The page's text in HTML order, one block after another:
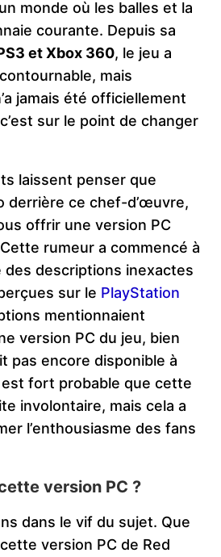
monde où les balles et la
courante. Depuis sa
et Xbox 360, le jeu a
mais
jamais été officiellement
sur le point de changer
laissent penser que
derrière ce chef-d’œuvre,
offrir une version PC
rumeur a commencé à
des descriptions inexactes
sur le PlayStation
mentionnaient
version PC du jeu, bien
pas encore disponible à
est fort probable que cette
involontaire, mais cela a
l’enthousiasme des fans​
version PC ?
dans le vif du sujet. Que
version PC de Red